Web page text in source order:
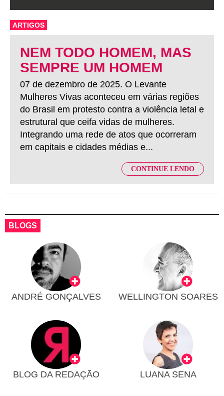
ARTIGOS
NEM TODO HOMEM, MAS
SEMPRE UM HOMEM
07 de dezembro de 2025. O Levante
Mulheres Vivas aconteceu em várias regiões
do Brasil em protesto contra a violência letal e
estrutural que ceifa vidas de mulheres.
Integrando uma rede de atos que ocorreram
em capitais e cidades médias e...
CONTINUE LENDO
BLOGS
ANDRÉ GONÇALVES WELLINGTON SOARES
BLOG DA REDAÇÃO LUANA SENA